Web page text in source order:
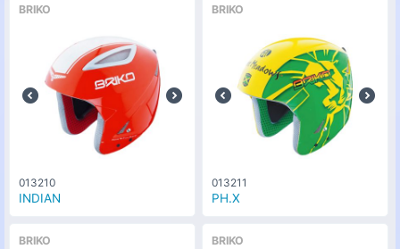
BRIKO
013210
INDIAN
BRIKO
013211
PH.X
BRIKO BRIKO